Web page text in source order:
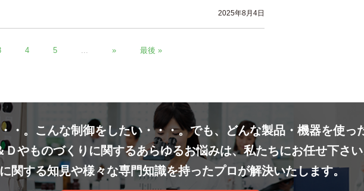
2025年8月4日
4 5 ... » 最後 »
・。こんな制御をしたい・・・。でも、どんな製品・機器を使っ
Ｄやものづくりに関するあらゆるお悩みは、私たちにお任せ下さい
関する知見や様々な専門知識を持ったプロが解決いたします。